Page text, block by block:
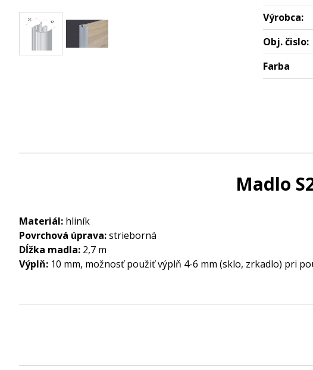
Výrobca:
Obj. čislo:
Farba
Madlo
Materiál: hliník
Povrchová úprava:strieborná
Dĺžka madla: 2,7 m
Výplň: 10 mm, možnosť použiť výplň 4-6 mm (sklo, zrkadlo) pri